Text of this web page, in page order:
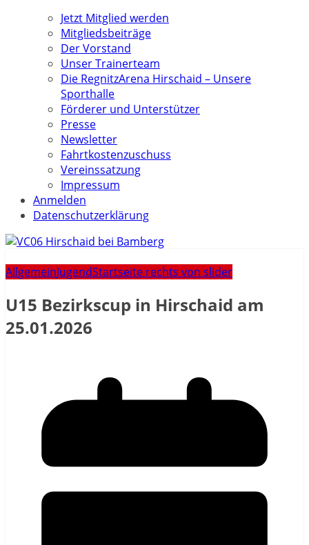
Jetzt Mitglied werden
Mitgliedsbeiträge
Der Vorstand
Unser Trainerteam
Die RegnitzArena Hirschaid – Unsere
Sporthalle
Förderer und Unterstützer
Presse
Newsletter
Fahrtkostenzuschuss
Vereinssatzung
Impressum
Anmelden
Datenschutzerklärung
AllgemeinJugendStartseite rechts von slider
U15 Bezirkscup in Hirschaid am
25.01.2026